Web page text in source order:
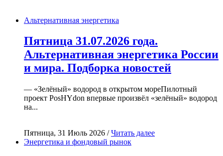
Альтернативная энергетика
Пятница 31.07.2026 года.
Альтернативная энергетика России
и мира. Подборка новостей
— «Зелёный» водород в открытом мореПилотный
проект PosHYdon впервые произвёл «зелёный» водород
на...
Пятница, 31 Июль 2026 /Читать далее
Энергетика и фондовый рынок